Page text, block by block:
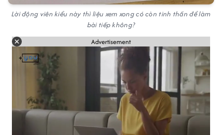
Lời động viên kiểu này thì liệu xem xong có còn tinh thần để làm
bài tiếp không?
Advertisement